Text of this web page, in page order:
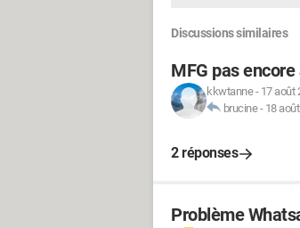
Discussions similaires
MFG pas
kkwtanne- 17 août
brucine- 18
2 réponses
Problème